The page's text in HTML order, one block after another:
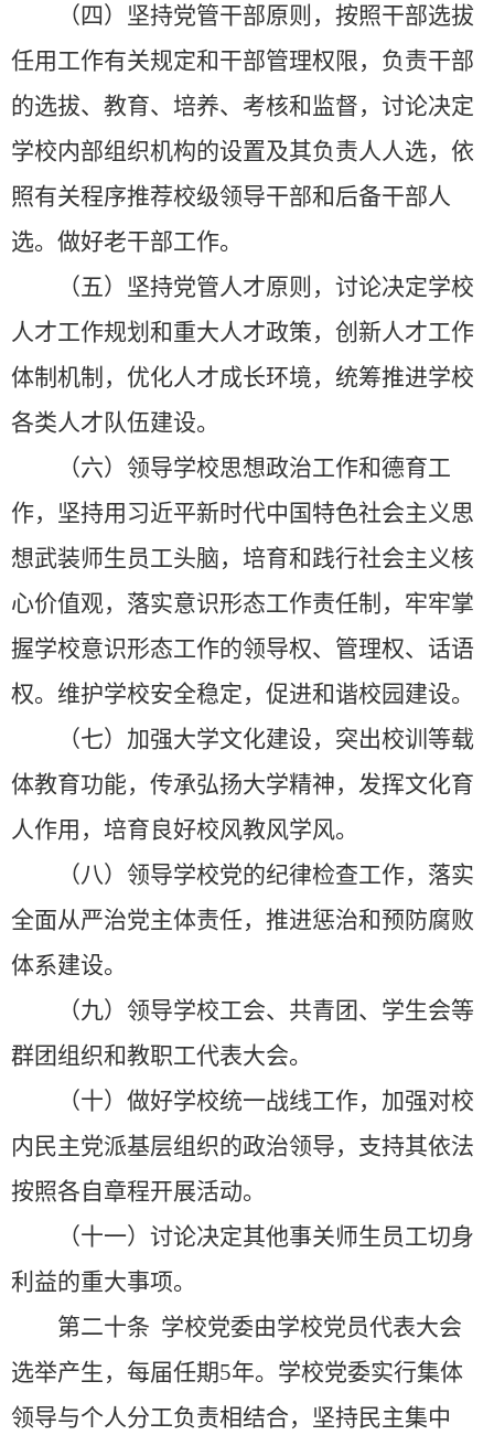
（四）坚持党管干部原则，按照干部选拔
任用工作有关规定和干部管理权限，负责干部
的选拔、教育、培养、考核和监督，讨论决定
学校内部组织机构的设置及其负责人人选，依
照有关程序推荐校级领导干部和后备干部人
选。做好老干部工作。
（五）坚持党管人才原则，讨论决定学校
人才工作规划和重大人才政策，创新人才工作
体制机制，优化人才成长环境，统筹推进学校
各类人才队伍建设。
（六）领导学校思想政治工作和德育工
作，坚持用习近平新时代中国特色社会主义思
想武装师生员工头脑，培育和践行社会主义核
心价值观，落实意识形态工作责任制，牢牢掌
握学校意识形态工作的领导权、管理权、话语
权。维护学校安全稳定，促进和谐校园建设。
（七）加强大学文化建设，突出校训等载
体教育功能，传承弘扬大学精神，发挥文化育
人作用，培育良好校风教风学风。
（八）领导学校党的纪律检查工作，落实
全面从严治党主体责任，推进惩治和预防腐败
体系建设。
（九）领导学校工会、共青团、学生会等
群团组织和教职工代表大会。
（十）做好学校统一战线工作，加强对校
内民主党派基层组织的政治领导，支持其依法
按照各自章程开展活动。
（十一）讨论决定其他事关师生员工切身
利益的重大事项。
第二十条 学校党委由学校党员代表大会
选举产生，每届任期5年。学校党委实行集体
领导与个人分工负责相结合，坚持民主集中